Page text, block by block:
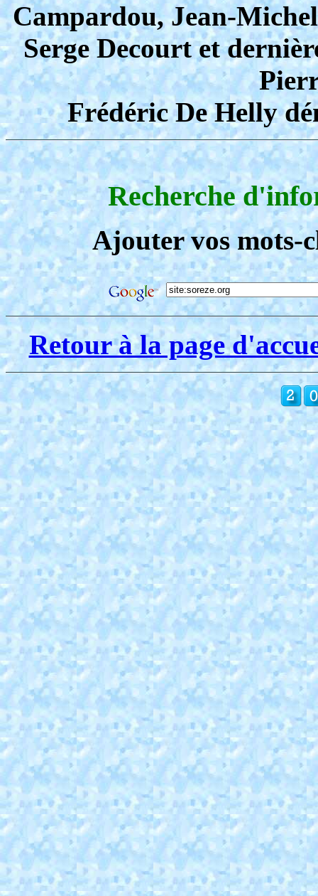
Campardou, Jean-
Serge Decourt et
Frédéric De Helly
Recherche
Ajouter vos mots-
Retour à la page